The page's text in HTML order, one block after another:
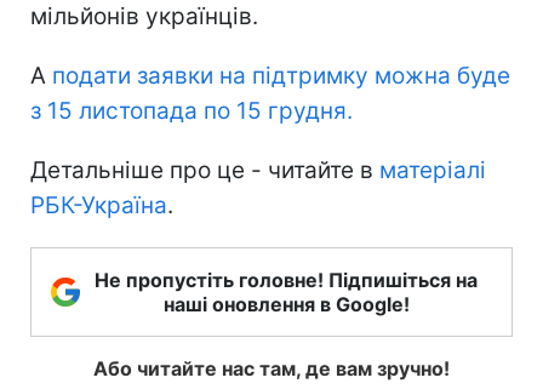
мільйонів українців.
А подати заявки на підтримку можна буде
з 15 листопада по 15 грудня.
Детальніше про це - читайте в матеріалі
РБК-Україна.
Не пропустіть головне! Підпишіться на
наші оновлення в Google!
Або читайте нас там, де вам зручно!